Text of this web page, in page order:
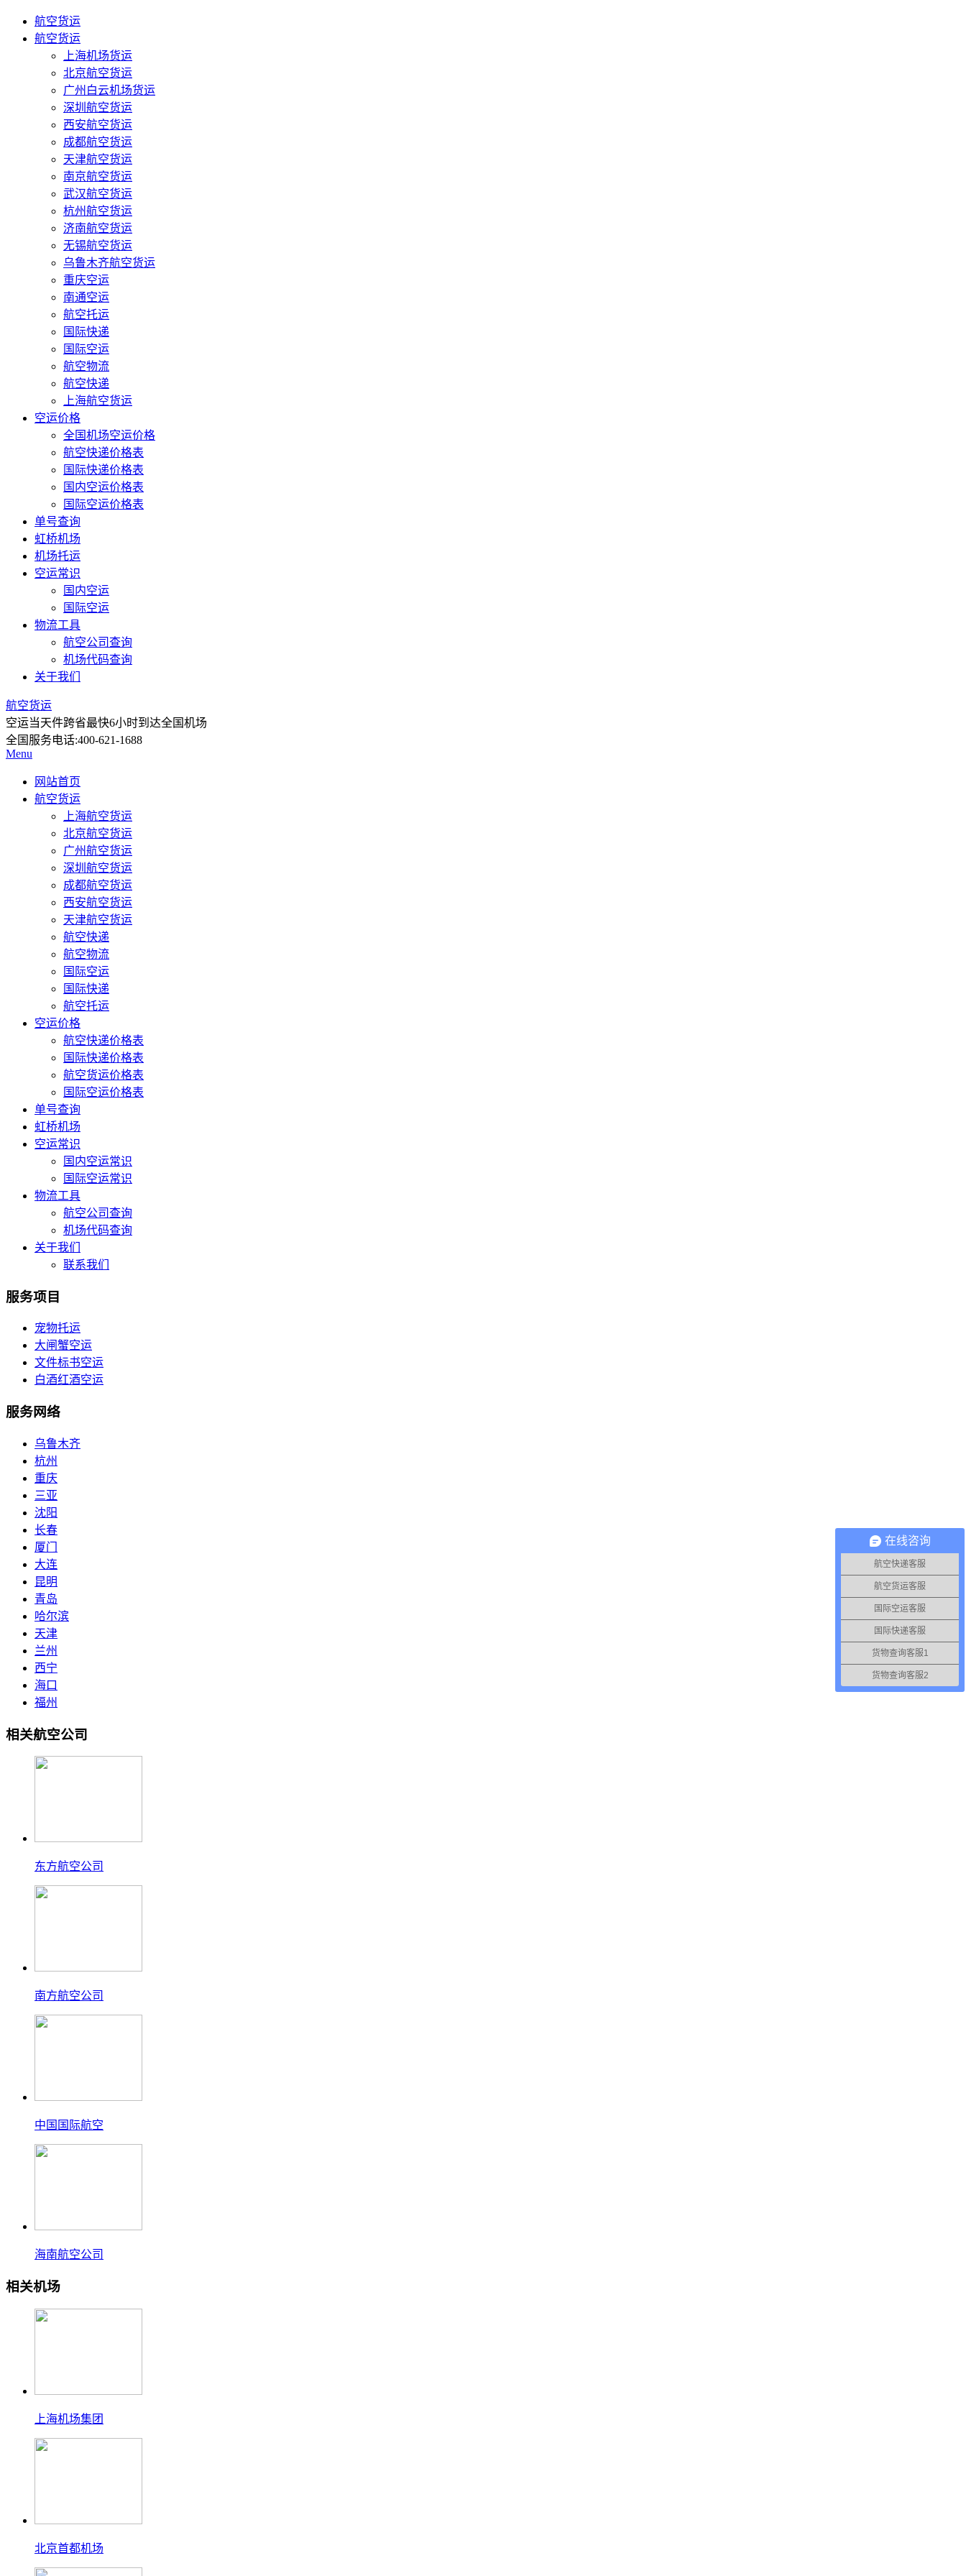
航空货运
航空货运
上海机场货运
北京航空货运
广州白云机场货运
深圳航空货运
西安航空货运
成都航空货运
天津航空货运
南京航空货运
武汉航空货运
杭州航空货运
济南航空货运
无锡航空货运
乌鲁木齐航空货运
重庆空运
南通空运
航空托运
国际快递
国际空运
航空物流
航空快递
上海航空货运
空运价格
全国机场空运价格
航空快递价格表
国际快递价格表
国内空运价格表
国际空运价格表
单号查询
虹桥机场
机场托运
空运常识
国内空运
国际空运
物流工具
航空公司查询
机场代码查询
关于我们
航空货运
空运当天件跨省最快6小时到达全国机场
全国服务电话:400-621-1688
Menu
网站首页
航空货运
上海航空货运
北京航空货运
广州航空货运
深圳航空货运
成都航空货运
西安航空货运
天津航空货运
航空快递
航空物流
国际空运
国际快递
航空托运
空运价格
航空快递价格表
国际快递价格表
航空货运价格表
国际空运价格表
单号查询
虹桥机场
空运常识
国内空运常识
国际空运常识
物流工具
航空公司查询
机场代码查询
关于我们
联系我们
服务项目
宠物托运
大闸蟹空运
文件标书空运
白酒红酒空运
服务网络
乌鲁木齐
杭州
重庆
三亚
沈阳
长春
厦门
大连
昆明
青岛
哈尔滨
天津
兰州
西宁
海口
福州
相关航空公司
东方航空公司
南方航空公司
中国国际航空
海南航空公司
相关机场
上海机场集团
北京首都机场
在线咨询
航空快递客服
航空货运客服
国际空运客服
国际快递客服
货物查询客服1
货物查询客服2